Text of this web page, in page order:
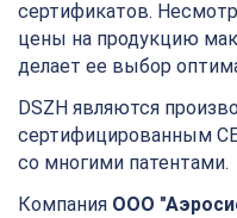
сертификатов.
цены на продукцию
делает ее выбор
DSZH являются
сертифицированным
со многими патентами.
Компания ООО